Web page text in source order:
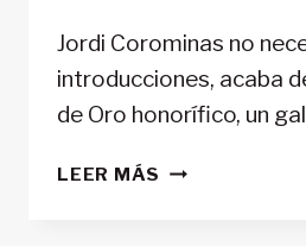
Jordi Corominas no
introducciones, acaba
de Oro honorífico, un
LEER MÁS JORDI